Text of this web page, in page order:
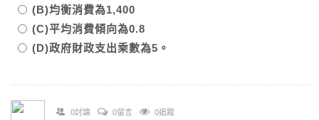
(B)均衡消費為1,400
(C)平均消費傾向為0.8
(D)政府財政支出乘數為5。
0討論 0留言 0追蹤